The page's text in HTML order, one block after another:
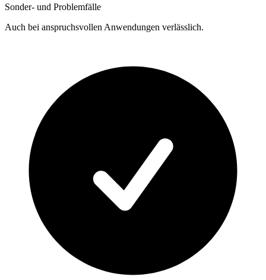
Sonder- und Problemfälle
Auch bei anspruchsvollen Anwendungen verlässlich.